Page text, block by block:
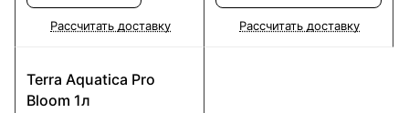
Рассчитать доставку Рассчитать доставку
Terra Aquatica Pro
Bloom 1л